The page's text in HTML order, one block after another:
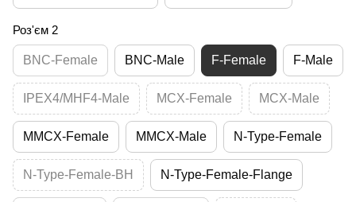
Роз'єм 2
BNC-Female BNC-Male F-Female F-Male
IPEX4/MHF4-Male MCX-Female MCX-Male
MMCX-Female MMCX-Male N-Type-Female
N-Type-Female-BH N-Type-Female-Flange